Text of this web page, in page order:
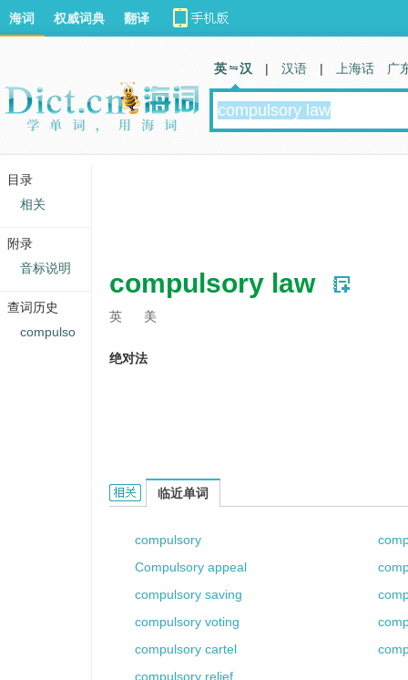
compulsory law
英 美
绝对法
compulsory law的相关资料：
临近单词
compulsory
Compulsory appeal
compulsory saving
compulsory voting
compulsory cartel
compulsory relief
海词 权威词典 翻译
英 汉 | 汉语 | 上海话 广
目录
相关
附录
音标说明
查词历史
compulso